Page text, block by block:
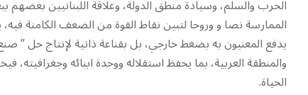
الحرب والسلم، وسيادة منطق الدولة، وعلاقة اللبنانيين
الممارسة نصا و وروحا لتبين نقاط القوة من الضعف الكامنة
يدفع المعنيون به بضغط خارجي، بل بقناعة ذاتية لإنتاج حل ”
والمنطقة العربية، بما يحفظ استقلاله ووحدة ابنائه
الحياة.